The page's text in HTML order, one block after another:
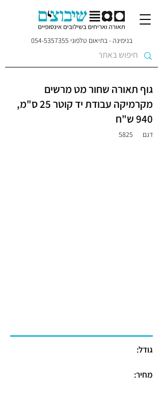
בנימינה - בתיאום טלפוני 054-5357355
גוף תאורה שחור מט מרשים
מקרמיקה עבודת יד קוטר 25 ס"מ,
940 ש"ח
דגם 5825
גודל:
מחיר: